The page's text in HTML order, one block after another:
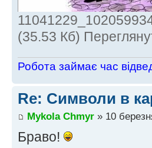
(35.53 Кб)
Робота займає час
Re: Символи в
Mykola Chmyr » 10
Браво!